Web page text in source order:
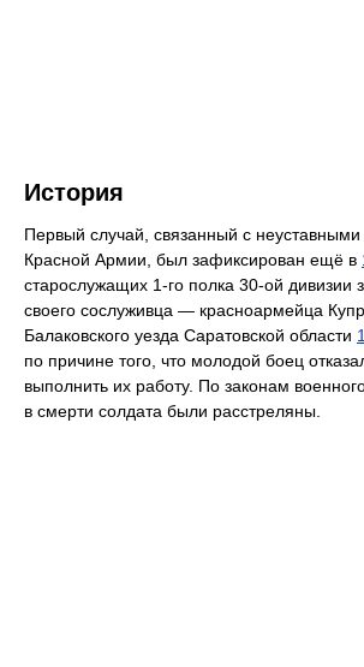
История
Первый случай, связанный с
Красной Армии, был зафиксирован ещё в
старослужащих 1-го полка 30-ой дивизии
своего сослуживца — красноармейца
Балаковского уезда Саратовской области
по причине того, что молодой боец
выполнить их работу. По законам
в смерти солдата были расстреляны.